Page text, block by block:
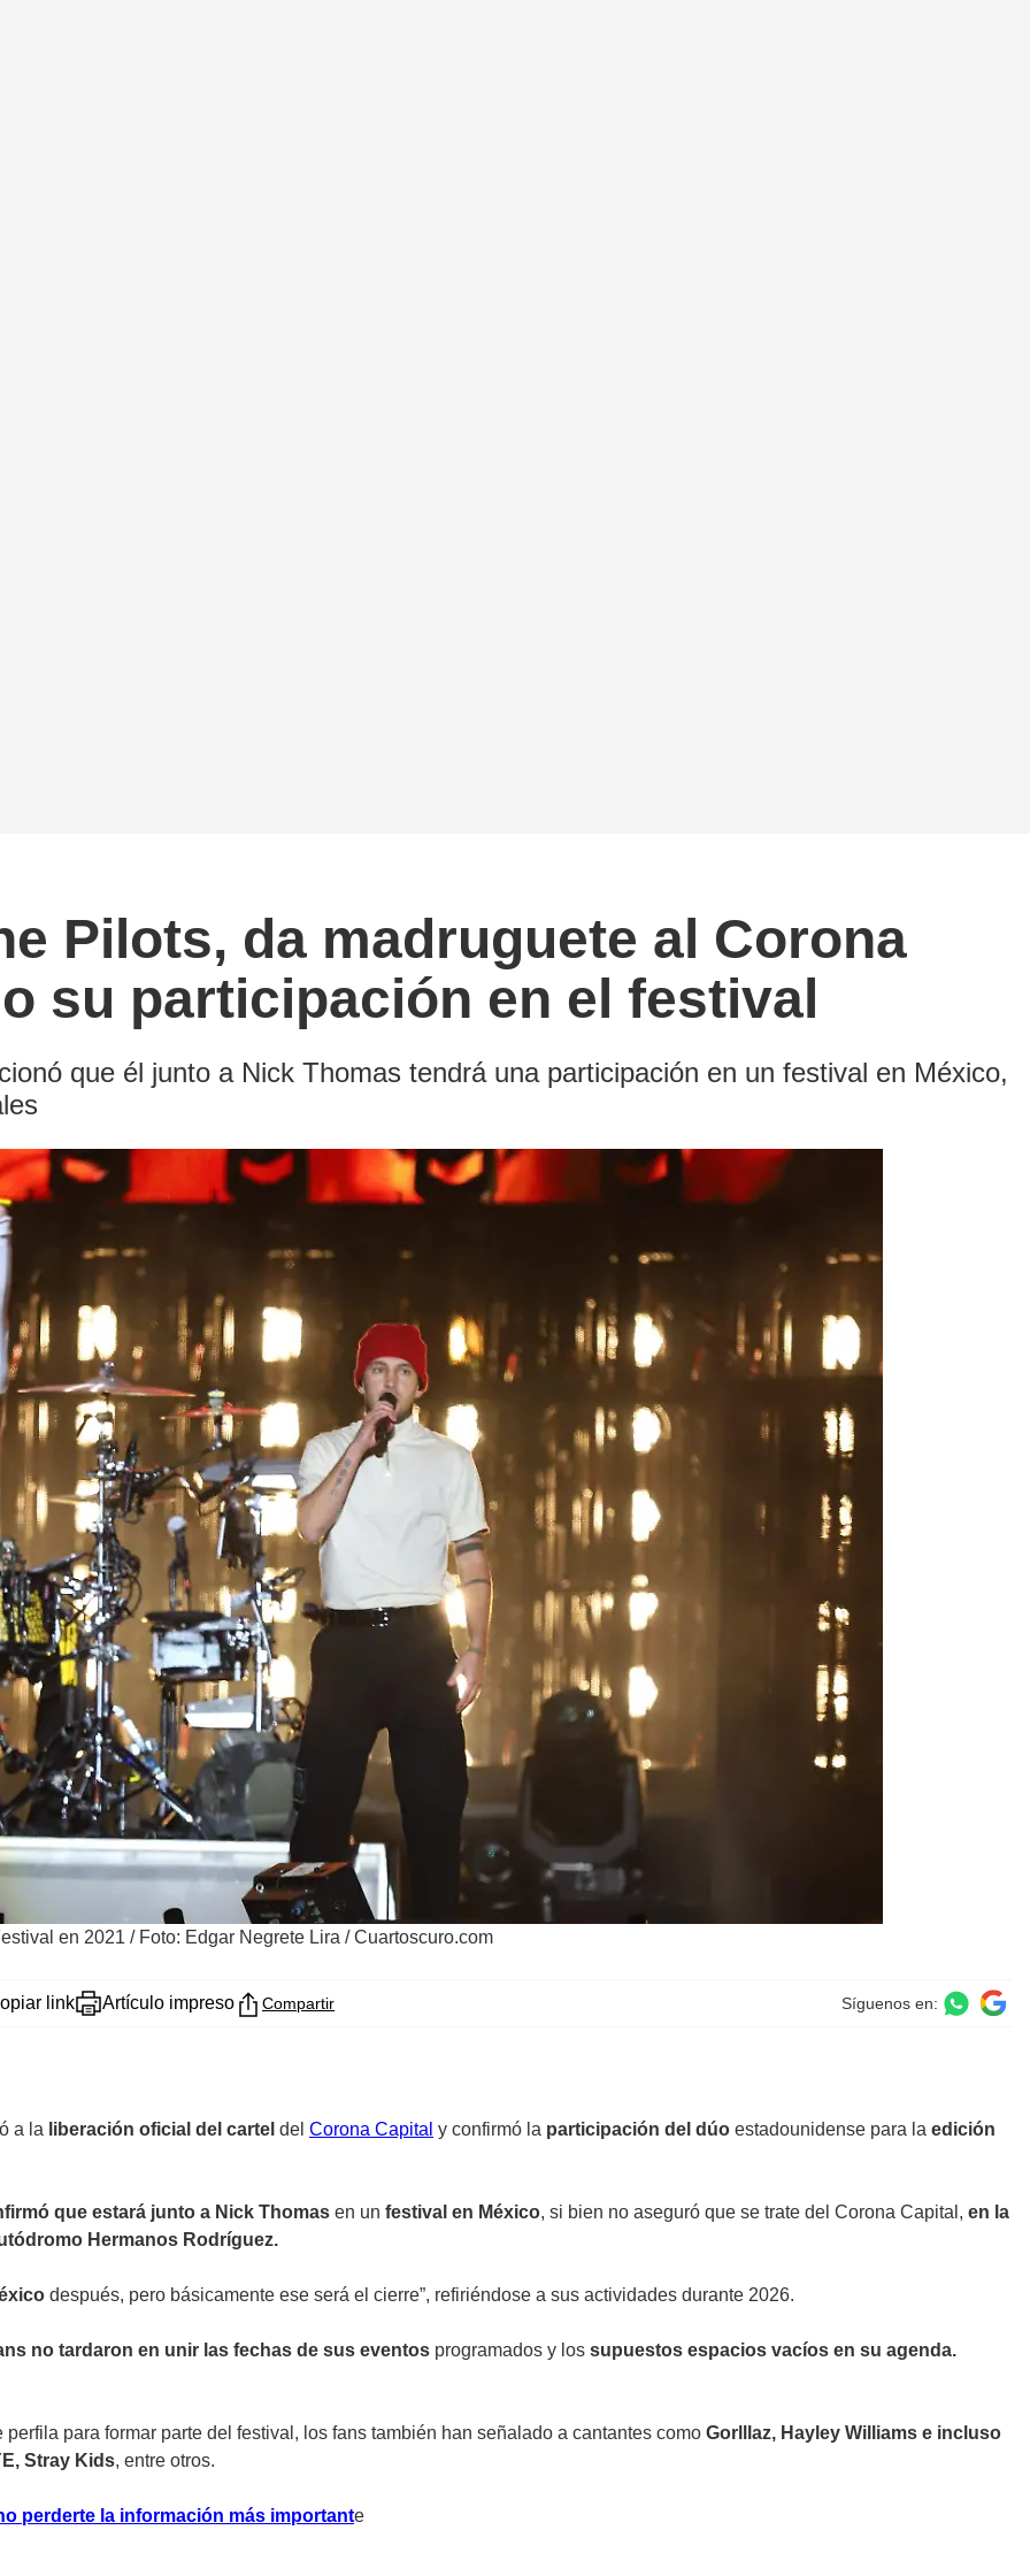
Pilots, da madruguete al Corona
su participación en el festival
que él junto a Nick Thomas tendrá una participación en un festival en México,
en 2021 / Foto: Edgar Negrete Lira / Cuartoscuro.com
link Artículo impreso Compartir Síguenos en:
a la liberación oficial del cartel del Corona Capital y confirmó la participación del dúo estadounidense para la edición
que estará junto a Nick Thomas en un festival en México, si bien no aseguró que se trate del Corona Capital, en la
Hermanos Rodríguez.
después, pero básicamente ese será el cierre”, refiriéndose a sus actividades durante 2026.
no tardaron en unir las fechas de sus eventos programados y los supuestos espacios vacíos en su agenda.
para formar parte del festival, los fans también han señalado a cantantes como Gorlllaz, Hayley Williams e incluso
Stray Kids, entre otros.
perderte la información más importante